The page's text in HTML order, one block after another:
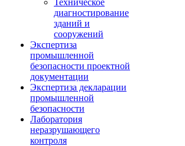
Техническое
диагностирование
зданий и
сооружений
Экспертиза
промышленной
безопасности проектной
документации
Экспертиза декларации
промышленной
безопасности
Лаборатория
неразрушающего
контроля